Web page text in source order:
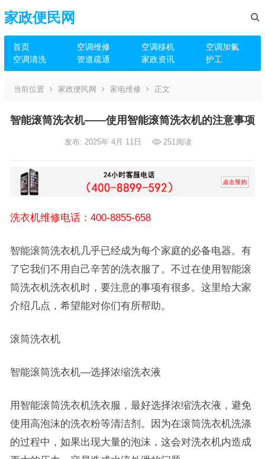
家政便民网
首页 空调维修 空调移机
空调加氟
空调清洗
管道疏通 家政资讯 护工
当前位置 家政便民网 家电维修 正文
智能滚筒洗衣机——使用智能滚筒洗衣机的注意事项
发布: 2025年 4月 11日 251阅读
洗衣机维修电话：400-8855-658
智能滚筒洗衣机几乎已经成为每个家庭的必备电器。有
了它我们不用自己辛苦的洗衣服了。不过在使用智能滚
筒洗衣机洗衣机时，要注意的事项有很多。这里给大家
介绍几点，希望能对你们有所帮助。
滚筒洗衣机
智能滚筒洗衣机—选择浓缩洗衣液
用智能滚筒洗衣机洗衣服，最好选择浓缩洗衣液，避免
使用高泡沫的洗衣粉等清洁剂。因为在滚筒洗衣机洗涤
的过程中，如果出现大量的泡沫，这会对洗衣机内造成